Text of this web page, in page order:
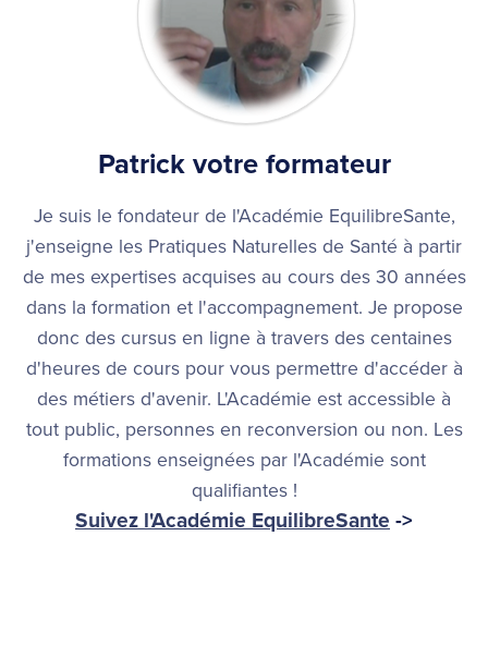
Patrick votre formateur
Je suis le fondateur de l'Académie EquilibreSante,
j'enseigne les Pratiques Naturelles de Santé à partir
de mes expertises acquises au cours des 30 années
dans la formation et l'accompagnement. Je propose
donc des cursus en ligne à travers des centaines
d'heures de cours pour vous permettre d'accéder à
des métiers d'avenir. L'Académie est accessible à
tout public, personnes en reconversion ou non. Les
formations enseignées par l'Académie sont
qualifiantes !
Suivez l'Académie EquilibreSante ->